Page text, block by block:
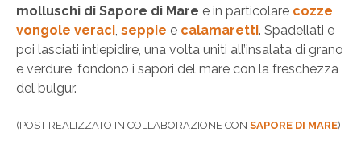
molluschi di Sapore di Mare e in particolare cozze,
vongole veraci, seppie e calamaretti. Spadellati e
poi lasciati intiepidire, una volta uniti all’insalata di grano
e verdure, fondono i sapori del mare con la freschezza
del bulgur.
(POST REALIZZATO IN COLLABORAZIONE CON SAPORE DI MARE)